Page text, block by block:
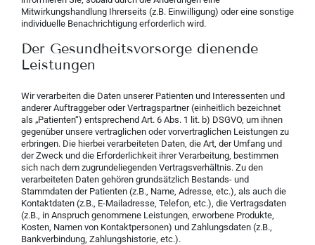
Mitwirkungshandlung Ihrerseits (z.B. Einwilligung) oder eine sonstige
individuelle Benachrichtigung erforderlich wird.
Der Gesundheitsvorsorge dienende
Leistungen
Wir verarbeiten die Daten unserer Patienten und Interessenten und
anderer Auftraggeber oder Vertragspartner (einheitlich bezeichnet
als „Patienten“) entsprechend Art. 6 Abs. 1 lit. b) DSGVO, um ihnen
gegenüber unsere vertraglichen oder vorvertraglichen Leistungen zu
erbringen. Die hierbei verarbeiteten Daten, die Art, der Umfang und
der Zweck und die Erforderlichkeit ihrer Verarbeitung, bestimmen
sich nach dem zugrundeliegenden Vertragsverhältnis. Zu den
verarbeiteten Daten gehören grundsätzlich Bestands- und
Stammdaten der Patienten (z.B., Name, Adresse, etc.), als auch die
Kontaktdaten (z.B., E-Mailadresse, Telefon, etc.), die Vertragsdaten
(z.B., in Anspruch genommene Leistungen, erworbene Produkte,
Kosten, Namen von Kontaktpersonen) und Zahlungsdaten (z.B.,
Bankverbindung, Zahlungshistorie, etc.).